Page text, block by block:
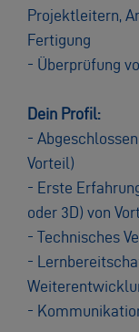
Projektleitern,
Fertigung
- Überprüfung
Dein Profil:
-
Vorteil)
- Erste
oder 3D) von
- Technisches
-
-